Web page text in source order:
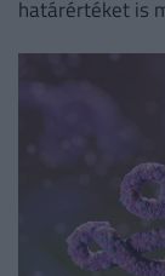
határértéket is